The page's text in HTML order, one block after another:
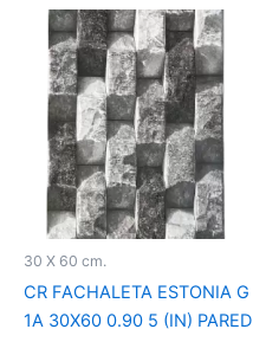
30 X 60 cm.
CR FACHALETA ESTONIA G
1A 30X60 0.90 5 (IN) PARED